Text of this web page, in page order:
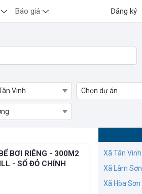
Sơn
BƠI RIÊNG - 300M2
- SỔ ĐỎ CHÍNH
Xã Tân Vinh
Xã Lâm Sơn
Xã Hòa Sơn
Vinh Chọn dự án
Báo giá Đăng ký